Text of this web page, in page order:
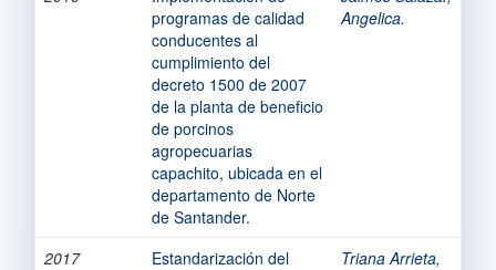
programas de calidad
conducentes al
cumplimiento del
decreto 1500 de 2007
de la planta de beneficio
de porcinos
agropecuarias
capachito, ubicada en el
departamento de Norte
de Santander.
Angelica.
2017
Estandarización del
Triana Arrieta,